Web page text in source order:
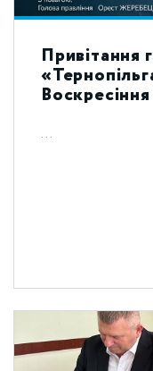
Привітання
...